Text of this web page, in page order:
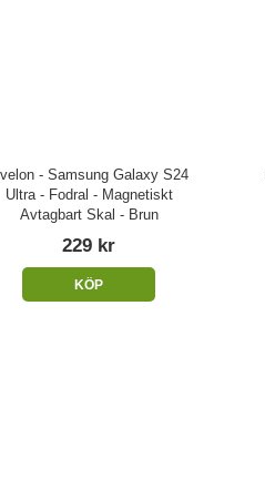
- Samsung Galaxy S24
Ultra - Fodral - Magnetiskt
Avtagbart Skal - Brun
229 kr
KÖP